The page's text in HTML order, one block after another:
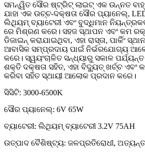
ସମନ୍ୱିତ ସୌର ଷ୍ଟ୍ରିଟ୍ ଲାଇଟ୍ ଏକ ଉନ୍ନତ
ଯାହା ଏକ ଉଚ୍ଚ-ଦକ୍ଷତା ସୌର ପ୍ୟାନେଲ୍,
ଲିଥିୟମ୍ ବ୍ୟାଟେରୀ ଏବଂ ବୁଦ୍ଧିମାନ
ରେ ମିଶ୍ରଣ କରେ। ସହଜ ସ୍ଥାପନ ଏବଂ କମ
ଡିଜାଇନ୍ କରାଯାଇଥିବା, ଏହା ରାସ୍ତା, ପାର୍କିଂ
ଆବାସିକ ସମ୍ପ୍ରଦାୟ ପାଇଁ ନିର୍ଭରଯୋଗ୍ୟ
କରେ। ସ୍ୱୟଂଚାଳିତ ସନ୍ଧ୍ୟାରୁ ସକାଳ
ଶକ୍ତି ଦକ୍ଷତା ସହିତ, ଏହା ବିଦ୍ୟୁତ୍ ଖର୍ଚ୍ଚ ଏବଂ
କରିବା ସହିତ ସ୍ଥାୟୀ ଆଲୋକ ପ୍ରଦାନ କରେ।
ସିସିଟି: 3000-6500K
ସୌର ପ୍ୟାନେଲ୍: 6V 65W
ବ୍ୟାଟେରୀ: ଲିଥିୟମ୍ ବ୍ୟାଟେରୀ 3.2V 75AH
ଉତ୍ପାଦ ବୈଶିଷ୍ଟ୍ୟ: ଜଳପ୍ରତିରୋଧୀ,